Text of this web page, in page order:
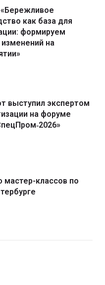
как база для
формируем
изменений на
выступил экспертом
на форуме
классов по